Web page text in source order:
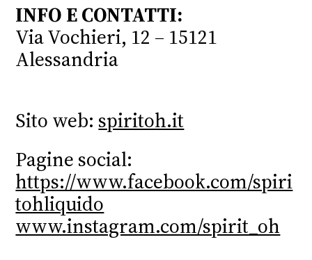
INFO E CONTATTI:
Via Vochieri, 12 – 15121
Alessandria
Sito web: spiritoh.it
Pagine social:
https://www.facebook.com/spiri
tohliquido
www.instagram.com/spirit_oh